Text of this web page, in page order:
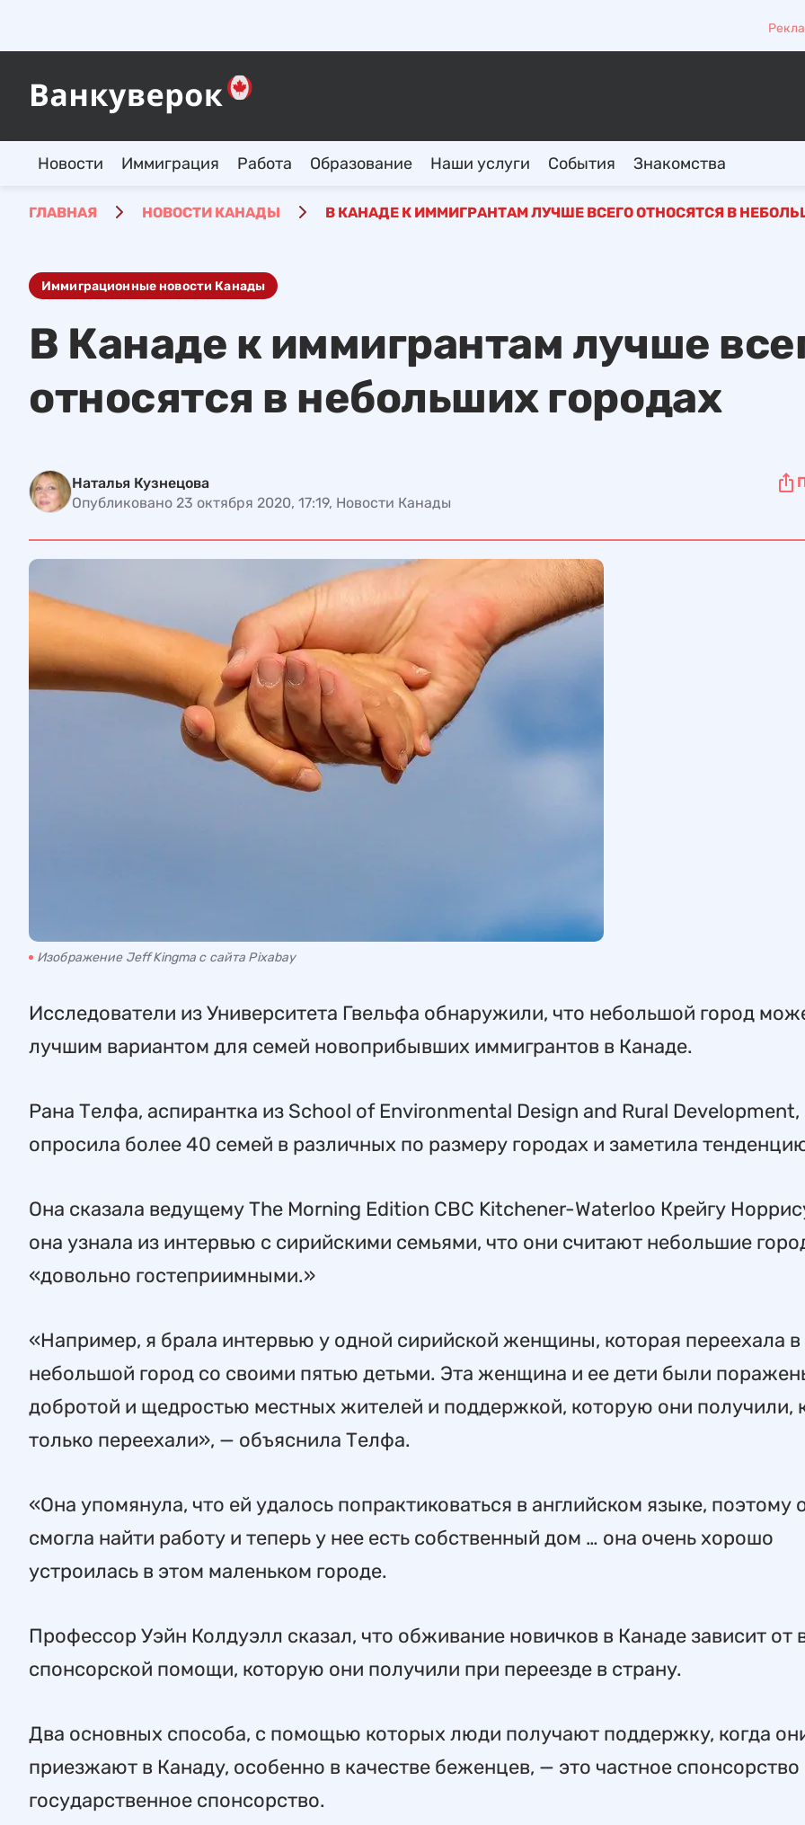
Новости Иммиграция Работа Образование Наши услуги События Знакомства
ГЛАВНАЯ НОВОСТИ КАНАДЫ В КАНАДЕ К ИММИГРАНТАМ ЛУЧШЕ ВСЕГО ОТНОСЯТСЯ В
Иммиграционные новости Канады
В Канаде к иммигрантам лучше
относятся в небольших городах
Наталья Кузнецова
Опубликовано 23 октября 2020, 17:19, Новости Канады
Изображение Jeff Kingma с сайта Pixabay
Исследователи из Университета Гвельфа обнаружили, что небольшой город
лучшим вариантом для семей новоприбывших иммигрантов в Канаде.
Рана Телфа, аспирантка из School of Environmental Design and Rural Development,
опросила более 40 семей в различных по размеру городах и заметила
Она сказала ведущему The Morning Edition CBC Kitchener-Waterloo Крейгу
она узнала из интервью с сирийскими семьями, что они считают небольшие
«довольно гостеприимными.»
«Например, я брала интервью у одной сирийской женщины, которая переехала в
небольшой город со своими пятью детьми. Эта женщина и ее дети были
добротой и щедростью местных жителей и поддержкой, которую они получили,
только переехали», — объяснила Телфа.
«Она упомянула, что ей удалось попрактиковаться в английском языке, поэтому
смогла найти работу и теперь у нее есть собственный дом … она очень хорошо
устроилась в этом маленьком городе.
Профессор Уэйн Колдуэлл сказал, что обживание новичков в Канаде зависит от
спонсорской помощи, которую они получили при переезде в страну.
Два основных способа, с помощью которых люди получают поддержку, когда
приезжают в Канаду, особенно в качестве беженцев, — это частное спонсорство
государственное спонсорство.